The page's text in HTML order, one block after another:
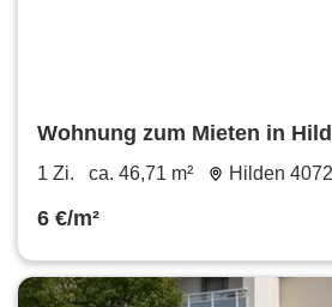
Wohnung zum Mieten in
46.71 m²
1 Zi. ca. 46,71 m² Hilden
6 €/m²